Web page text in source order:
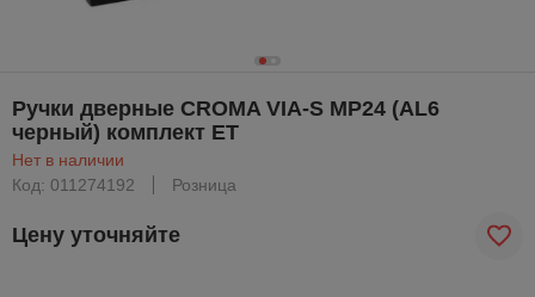
Ручки дверные CROMA VIA-S MP24 (AL6
черный) комплект ET
Нет в наличии
Код: 011274192
Розница
Цену уточняйте